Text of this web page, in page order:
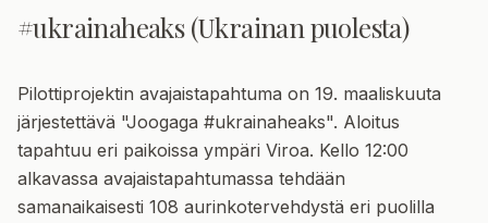
#ukrainaheaks (Ukrainan puolesta)
Pilottiprojektin avajaistapahtuma on 19. maaliskuuta
järjestettävä "Joogaga #ukrainaheaks". Aloitus
tapahtuu eri paikoissa ympäri Viroa. Kello 12:00
alkavassa avajaistapahtumassa tehdään
samanaikaisesti 108 aurinkotervehdystä eri puolilla